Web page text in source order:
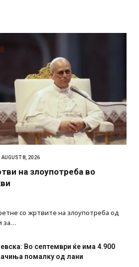
AUGUST 8, 2026
на злоупотреба во
со жртвите на злоупотреба од
за…
Во септември ќе има 4.900
помалку од лани